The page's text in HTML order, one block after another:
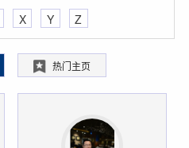
X Y Z
热门主页